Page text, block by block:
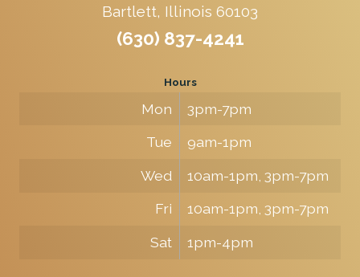
Bartlett, Illinois 60103
(630) 837-4241
Hours
Mon
3pm-7pm
Tue
9am-1pm
Wed
10am-1pm, 3pm-7pm
Fri
10am-1pm, 3pm-7pm
Sat
1pm-4pm